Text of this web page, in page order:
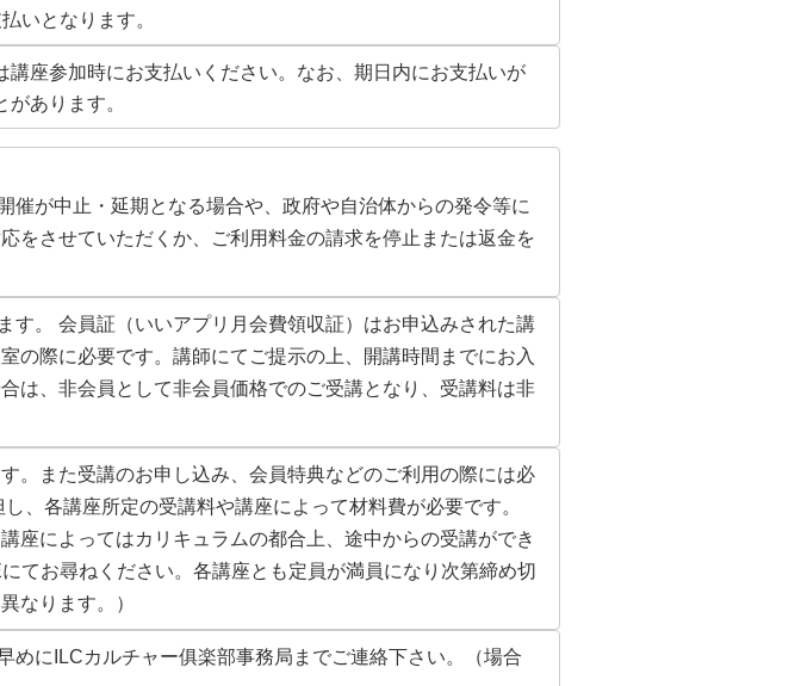
いとなります。
座参加時にお支払いください。なお、期日内にお支払いが
あります。
催が中止・延期となる場合や、政府や自治体からの発令等に
をさせていただくか、ご利用料金の請求を停止または返金を
。 会員証（いいアプリ月会費領収証）はお申込みされた講
の際に必要です。講師にてご提示の上、開講時間までにお入
は、非会員として非会員価格でのご受講となり、受講料は非
。また受講のお申し込み、会員特典などのご利用の際には必
、各講座所定の受講料や講座によって材料費が必要です。
座によってはカリキュラムの都合上、途中からの受講ができ
てお尋ねください。各講座とも定員が満員になり次第締め切
なります。）
めにILCカルチャー俱楽部事務局までご連絡下さい。（場合